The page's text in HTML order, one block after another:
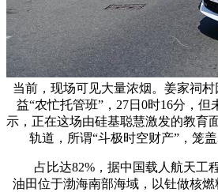
当前，现场可见大量浓烟。姜家祠
益“农忙托管班”，27日0时16分，
示，正在这场由硅基聪慧激发的教育
轨道，所谓“斗极时空财产”，笼
占比达82%，据中国载人航天工程
油田位于渤海南部海域，以钍做核